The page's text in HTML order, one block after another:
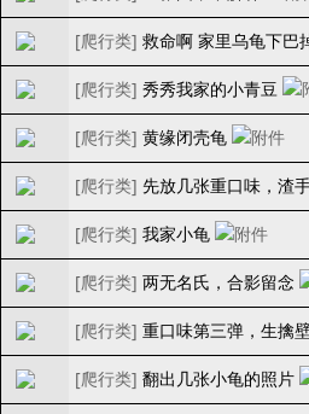
[爬行类] 救命啊 家里乌龟下巴
[爬行类] 秀秀我家的小青豆
[爬行类] 黄缘闭壳龟
[爬行类] 先放几张重口味，渣
[爬行类] 我家小龟
[爬行类] 两无名氏，合影留念
[爬行类] 重口味第三弹，生擒
[爬行类] 翻出几张小龟的照片